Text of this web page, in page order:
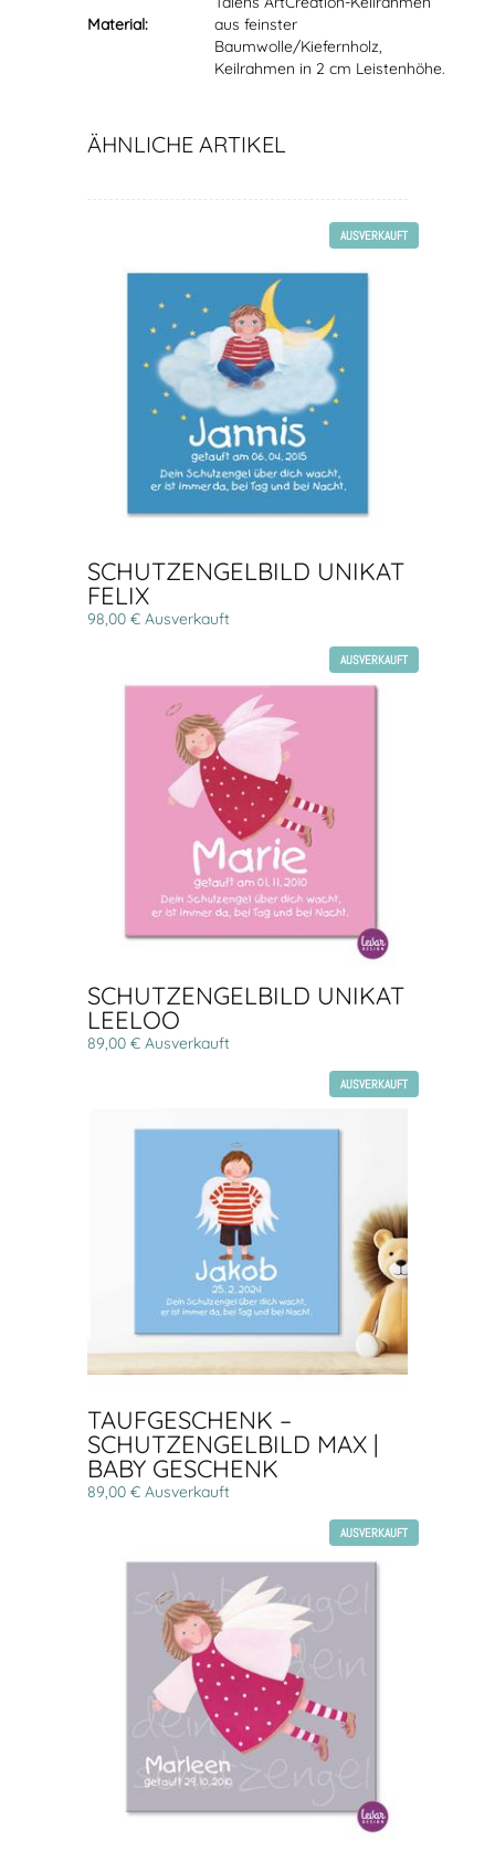
Material:
aus feinster
Baumwolle/Kiefernholz,
Keilrahmen in 2 cm Leistenhöhe.
ÄHNLICHE ARTIKEL
AUSVERKAUFT
SCHUTZENGELBILD UNIKAT
FELIX
98,00 € Ausverkauft
AUSVERKAUFT
SCHUTZENGELBILD UNIKAT
LEELOO
89,00 € Ausverkauft
AUSVERKAUFT
TAUFGESCHENK –
SCHUTZENGELBILD MAX |
BABY GESCHENK
89,00 € Ausverkauft
AUSVERKAUFT